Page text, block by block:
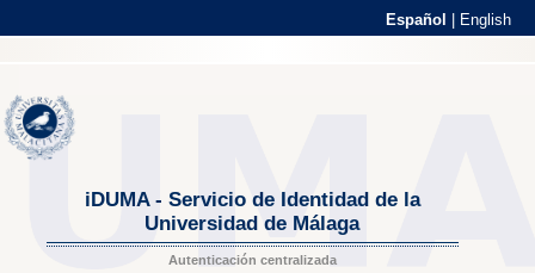
Español English
iDUMA - Servicio de Identidad de la
Universidad de Málaga
Autenticación centralizada